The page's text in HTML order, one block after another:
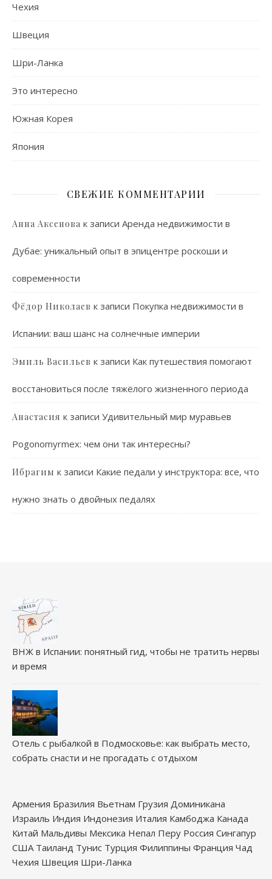
Чехия
Швеция
Шри-Ланка
Это интересно
Южная Корея
Япония
СВЕЖИЕ КОММЕНТАРИИ
Анна Аксенова к записи Аренда недвижимости в
Дубае: уникальный опыт в эпицентре роскоши и
современности
Фёдор Николаев к записи Покупка недвижимости в
Испании: ваш шанс на солнечные империи
Эмиль Васильев к записи Как путешествия помогают
восстановиться после тяжёлого жизненного периода
Анастасия к записи Удивительный мир муравьев
Pogonomyrmex: чем они так интересны?
Ибрагим к записи Какие педали у инструктора: все, что
нужно знать о двойных педалях
ВНЖ в Испании: понятный гид, чтобы не тратить нервы
и время
Отель с рыбалкой в Подмосковье: как выбрать место,
собрать снасти и не прогадать с отдыхом
Армения Бразилия Вьетнам Грузия Доминикана
Израиль Индия Индонезия Италия Камбоджа Канада
Китай Мальдивы Мексика Непал Перу Россия Сингапур
США Таиланд Тунис Турция Филиппины Франция Чад
Чехия Швеция Шри-Ланка